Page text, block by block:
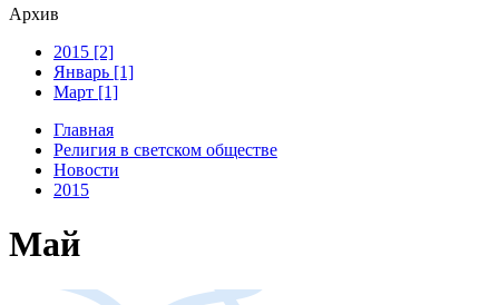
Архив
2015 [2]
Январь [1]
Март [1]
Главная
Религия в светском обществе
Новости
2015
Май